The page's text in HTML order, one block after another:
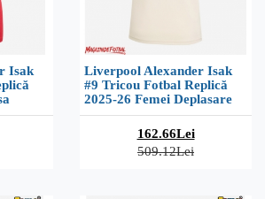
Isak
Liverpool Alexander Isak
#9 Tricou Fotbal Replică
2025-26 Femei Deplasare
162.66Lei
509.12Lei